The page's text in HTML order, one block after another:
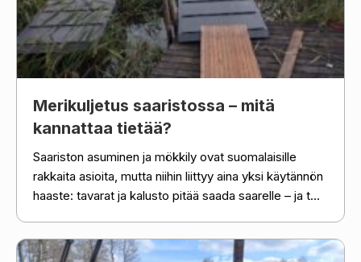
Merikuljetus saaristossa – mitä
kannattaa tietää?
Saariston asuminen ja mökkily ovat suomalaisille
rakkaita asioita, mutta niihin liittyy aina yksi käytännön
haaste: tavarat ja kalusto pitää saada saarelle – ja t...